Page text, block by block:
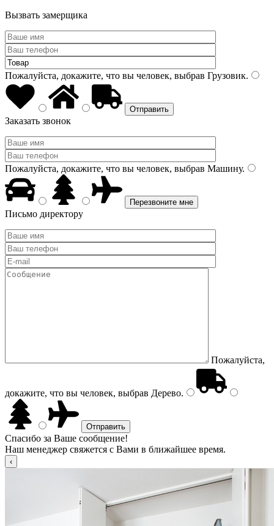
Вызвать замерщика
Пожалуйста, докажите, что вы человек, выбрав Грузовик.
Заказать звонок
Пожалуйста, докажите, что вы человек, выбрав Машину.
Письмо директору
Пожалуйста,
докажите, что вы человек, выбрав Дерево.
Спасибо за Ваше сообщение!
Наш менеджер свяжется с Вами в ближайшее время.